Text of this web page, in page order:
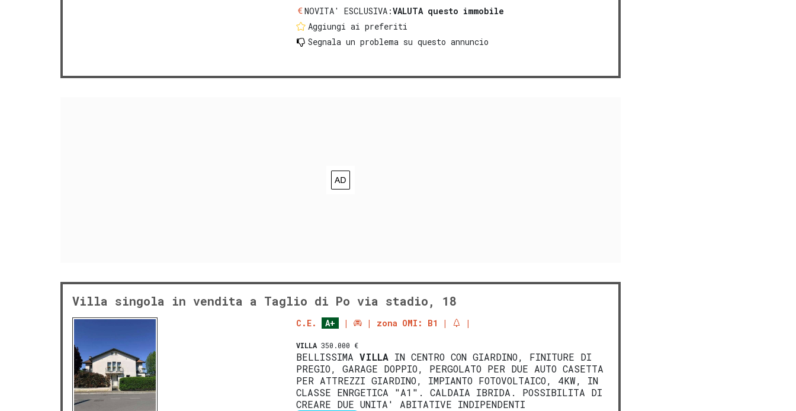
NOVITA' ESCLUSIVA:VALUTA questo immobile
Aggiungi ai preferiti
Segnala un problema su questo annuncio
Villa singola in vendita a Taglio di Po via stadio, 18
C.E. A+ zona OMI: B1
VILLA 350.000 €
BELLISSIMAVILLA IN CENTRO CON GIARDINO, FINITURE DI
PREGIO, GARAGE DOPPIO, PERGOLATO PER DUE AUTO CASETTA
PER ATTREZZI GIARDINO, IMPIANTO FOTOVOLTAICO, 4KW, IN
CLASSE ENRGETICA "A1". CALDAIA IBRIDA. POSSIBILITA DI
CREARE DUE UNITA' ABITATIVE INDIPENDENTI